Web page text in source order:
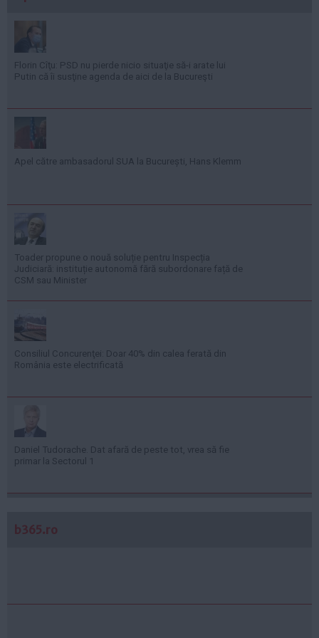
Florin Cîţu: PSD nu pierde nicio situaţie să-i arate lui
Putin că îi susţine agenda de aici de la Bucureşti
Apel către ambasadorul SUA la București, Hans Klemm
Toader propune o nouă soluție pentru Inspecția
Judiciară: instituție autonomă fără subordonare față de
CSM sau Minister
Consiliul Concurenţei: Doar 40% din calea ferată din
România este electrificată
Daniel Tudorache. Dat afară de peste tot, vrea să fie
primar la Sectorul 1
b365.ro